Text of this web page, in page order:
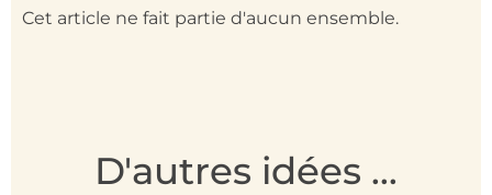
Cet article ne fait partie d'aucun ensemble.
D'autres idées ...